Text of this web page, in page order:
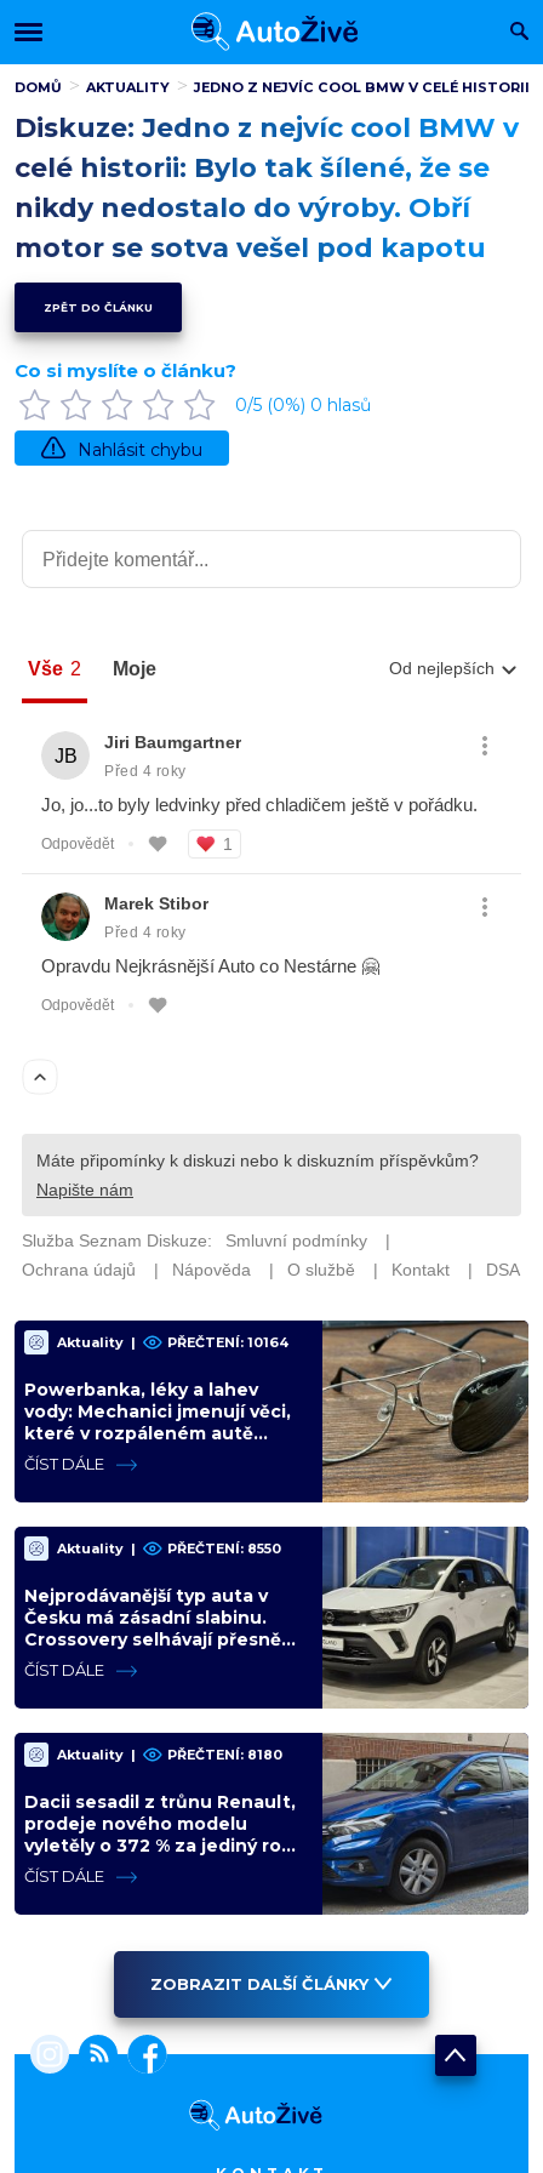
DOMŮ AKTUALITY JEDNO Z NEJVÍC COOL BMW V CELÉ HISTORII:
Diskuze: Jedno z nejvíc cool BMW v
celé historii: Bylo tak šílené, že se
nikdy nedostalo do výroby. Obří
motor se sotva vešel pod kapotu
ZPĚT DO ČLÁNKU
Co si myslíte o článku?
0/5 (0%) 0 hlasů
Nahlásit chybu
Aktuality | PŘEČTENÍ: 10164
Powerbanka, léky a lahev
vody: Mechanici jmenují věci,
které v rozpáleném autě
nemají co dělat. Hrozí i požár
ČÍST DÁLE
Aktuality | PŘEČTENÍ: 8550
Nejprodávanější typ auta v
Česku má zásadní slabinu.
Crossovery selhávají přesně
tam, kde mají být nejsilnější
ČÍST DÁLE
Aktuality | PŘEČTENÍ: 8180
Dacii sesadil z trůnu Renault,
prodeje nového modelu
vyletěly o 372 % za jediný rok.
Češi ale jedou svojí pohádku
ČÍST DÁLE
ZOBRAZIT DALŠÍ ČLÁNKY